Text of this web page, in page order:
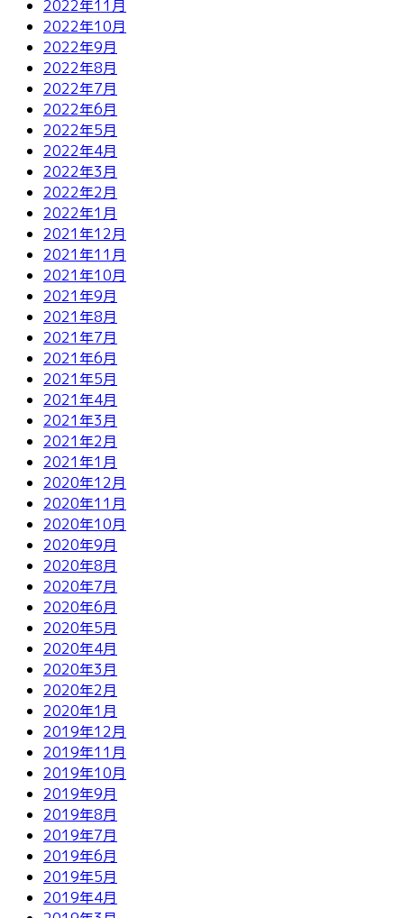
2022年11月
2022年10月
2022年9月
2022年8月
2022年7月
2022年6月
2022年5月
2022年4月
2022年3月
2022年2月
2022年1月
2021年12月
2021年11月
2021年10月
2021年9月
2021年8月
2021年7月
2021年6月
2021年5月
2021年4月
2021年3月
2021年2月
2021年1月
2020年12月
2020年11月
2020年10月
2020年9月
2020年8月
2020年7月
2020年6月
2020年5月
2020年4月
2020年3月
2020年2月
2020年1月
2019年12月
2019年11月
2019年10月
2019年9月
2019年8月
2019年7月
2019年6月
2019年5月
2019年4月